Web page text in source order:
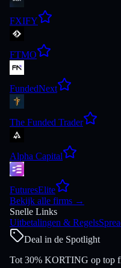
FXIFY
FTMO
FundedNext
The Funded Trader
Alpha Capital
FuturesElite
Bekijk alle firms →
Snelle Links
Uitbetalingen & Regels
Deal in de Spotlight
Tot 30% KORTING op top